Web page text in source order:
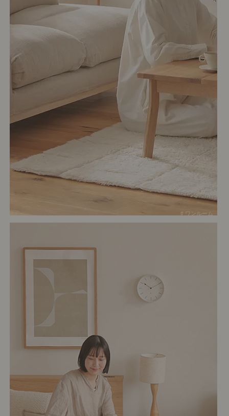
# ワンルーム